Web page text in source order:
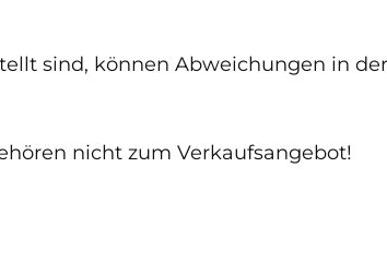
sind, können Abweichungen in
nicht zum Verkaufsangebot!